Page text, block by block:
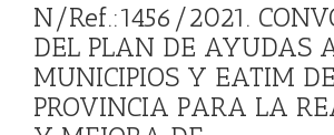
N/Ref.:1456/2021.
DEL PLAN DE AYUDAS
MUNICIPIOS Y EATIM
PROVINCIA PARA LA